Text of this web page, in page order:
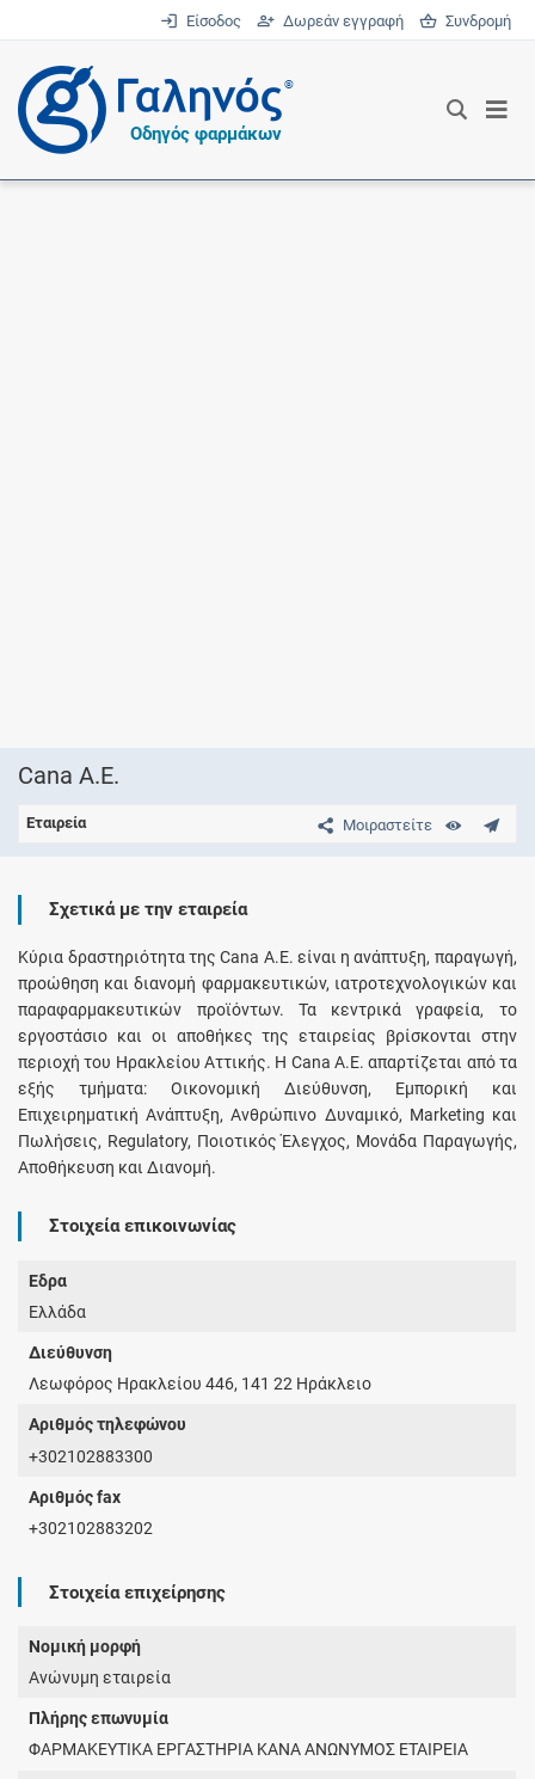
Είσοδος Δωρεάν εγγραφή Συνδρομή
®
Οδηγός φαρμάκων
Cana Α.Ε.
Μοιραστείτε
Εταιρεία
Σχετικά με την εταιρεία
Κύρια δραστηριότητα της Cana A.E. είναι η ανάπτυξη, παραγωγή,
προώθηση και διανομή φαρμακευτικών, ιατροτεχνολογικών και
παραφαρμακευτικών προϊόντων. Τα κεντρικά γραφεία, το
εργοστάσιο και οι αποθήκες της εταιρείας βρίσκονται στην
περιοχή του Ηρακλείου Αττικής. Η Cana Α.Ε. απαρτίζεται από τα
εξής τμήματα: Οικονομική Διεύθυνση, Εμπορική και
Επιχειρηματική Ανάπτυξη, Ανθρώπινο Δυναμικό, Marketing και
Πωλήσεις, Regulatory, Ποιοτικός Έλεγχος, Μονάδα Παραγωγής,
Αποθήκευση και Διανομή.
Στοιχεία επικοινωνίας
Έδρα
Ελλάδα
Διεύθυνση
Λεωφόρος Ηρακλείου 446, 141 22 Ηράκλειο
Αριθμός τηλεφώνου
+302102883300
Αριθμός fax
+302102883202
Στοιχεία επιχείρησης
Νομική μορφή
Ανώνυμη εταιρεία
Πλήρης επωνυμία
ΦΑΡΜΑΚΕΥΤΙΚΑ ΕΡΓΑΣΤΗΡΙΑ ΚΑΝΑ ΑΝΩΝΥΜΟΣ ΕΤΑΙΡΕΙΑ